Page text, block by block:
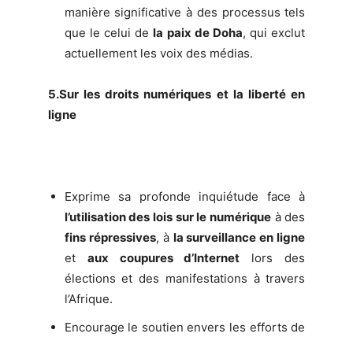
manière significative à des processus tels
que le celui dela paix de Doha, qui exclut
actuellement les voix des médias.
5.Sur les droits numériques et la liberté en
ligne
Exprime sa profonde inquiétude face à
l’utilisation des lois sur le numériqueà des
fins répressives, à la surveillance en ligne
et aux coupures d’Internet lors des
élections et des manifestations à travers
l’Afrique.
Encourage le soutien envers les efforts de